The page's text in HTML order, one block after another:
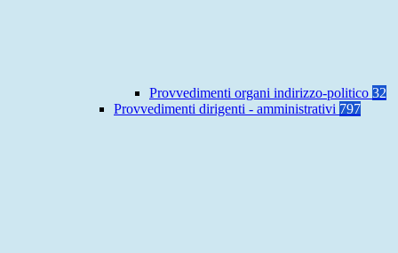
Provvedimenti organi indirizzo-politico 32
Provvedimenti dirigenti - amministrativi 797